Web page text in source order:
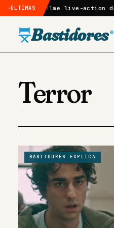
ÚLTIMAS
filme live-action de Zelda
Bastidores ®
Terror
BASTIDORES EXPLICA